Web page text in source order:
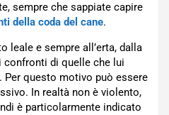
sempre che sappiate capire
della coda del cane.
leale e sempre all’erta, dalla
confronti di quelle che lui
questo motivo può essere
In realtà non è violento,
è particolarmente indicato